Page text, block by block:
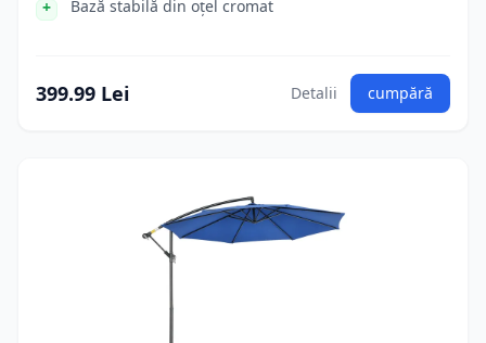
Bază stabilă din oțel cromat
399.99 Lei Detalii cumpără